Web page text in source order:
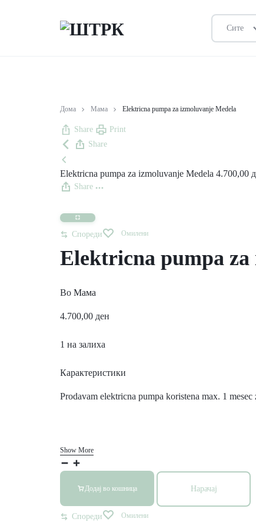
Сите
Дома Мама Elektricna pumpa za izmoluvanje Medela
Share
Print
Share
Elektricna pumpa za izmoluvanje Medela 4.700,00
Share
Спореди Омилени
Elektricna pumpa
Во Мама
4.700,00 ден
1 на залиха
Карактеристики
Prodavam elektricna pumpa koristena max. 1
Show More
Додај во кошница Нарачај
Спореди Омилени